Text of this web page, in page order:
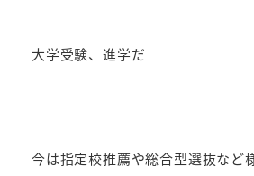
大学受験、進学だ
今は指定校推薦や総合型選抜など